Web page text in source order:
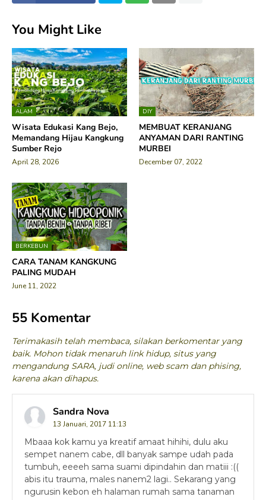
You Might Like
ALAM
Wisata Edukasi Kang Bejo,
Memandang Hijau Kangkung
Sumber Rejo
April 28, 2026
DIY
MEMBUAT KERANJANG
ANYAMAN DARI RANTING
MURBEI
December 07, 2022
BERKEBUN
CARA TANAM KANGKUNG
PALING MUDAH
June 11, 2022
55 Komentar
Terimakasih telah membaca, silakan berkomentar yang
baik. Mohon tidak menaruh link hidup, situs yang
mengandung SARA, judi online, web scam dan phising,
karena akan dihapus.
Sandra Nova
13 Januari, 2017 11:13
Mbaaa kok kamu ya kreatif amaat hihihi, dulu aku
sempet nanem cabe, dll banyak sampe udah pada
tumbuh, eeeeh sama suami dipindahin dan matiii :((
abis itu trauma, males nanem2 lagi.. Sekarang yang
ngurusin kebon eh halaman rumah sama tanaman